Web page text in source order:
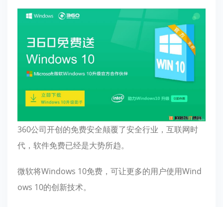
360公司开创的免费安全颠覆了安全行业，互联网时
代，软件免费已经是大势所趋。
微软将Windows 10免费，可让更多的用户使用Wind
ows 10的创新技术。